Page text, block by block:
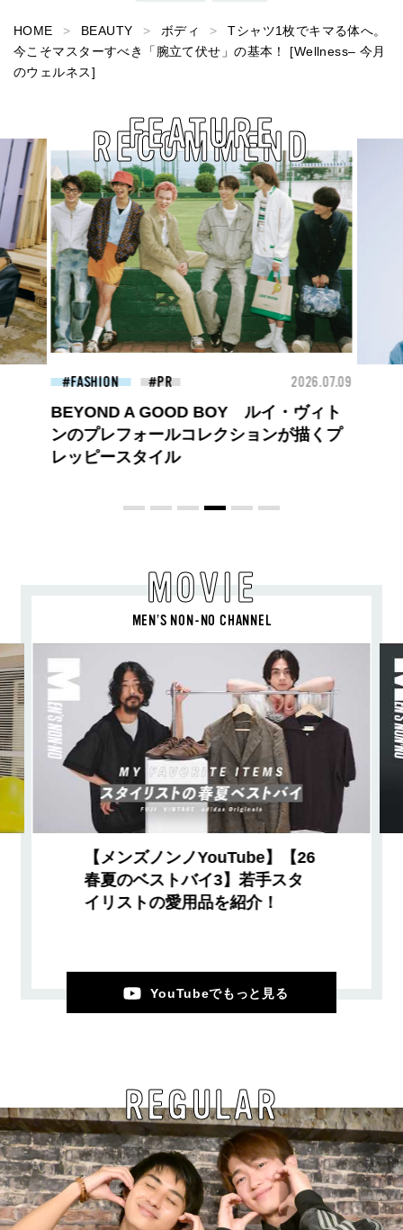
HOME BEAUTY ボディ
Tシャツ1枚でキマる体へ。
今こそマスターすべき「腕立て伏せ」の基本！ [Wellness– 今月
のウェルネス]
RECOMMEND
FEATURE
BEAUTY 2026.07.09
夏のパーマ、さらにあか抜け。N.（エヌ
ドット）のスタイリングアイテムで作る
旬ヘアのテクニックを、人気３サロンに
MOVIE
MEN’S NON-NO CHANNEL
【メンズノンノYouTube】【26
春夏のベストバイ3】若手スタ
イリストの愛用品を紹介！
YouTubeでもっと見る
REGULAR